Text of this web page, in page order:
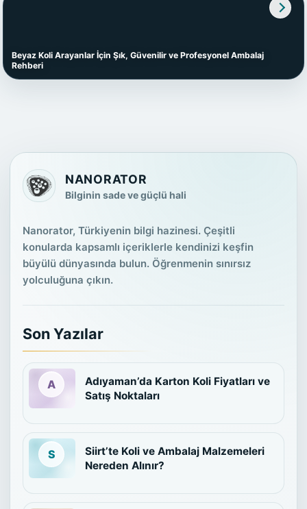
Beyaz Koli Arayanlar İçin Şık, Güvenilir ve Profesyonel Ambalaj
Rehberi
NANORATOR
Bilginin sade ve güçlü hali
Nanorator, Türkiyenin bilgi hazinesi. Çeşitli
konularda kapsamlı içeriklerle kendinizi keşfin
büyülü dünyasında bulun. Öğrenmenin sınırsız
yolculuğuna çıkın.
Son Yazılar
Adıyaman’da Karton Koli Fiyatları ve
Satış Noktaları
Siirt’te Koli ve Ambalaj Malzemeleri
Nereden Alınır?